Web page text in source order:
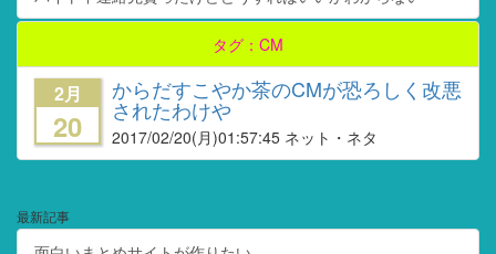
タグ：CM
2月
20
からだすこやか茶のCMが恐ろしく改悪
されたわけや
2017/02/20(月)01:57:45 ネット・ネタ
最新記事